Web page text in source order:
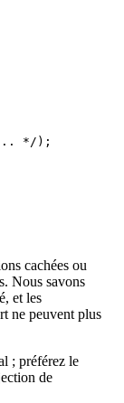
cachées ou
Nous savons
et les
ne peuvent plus
; préférez le
de